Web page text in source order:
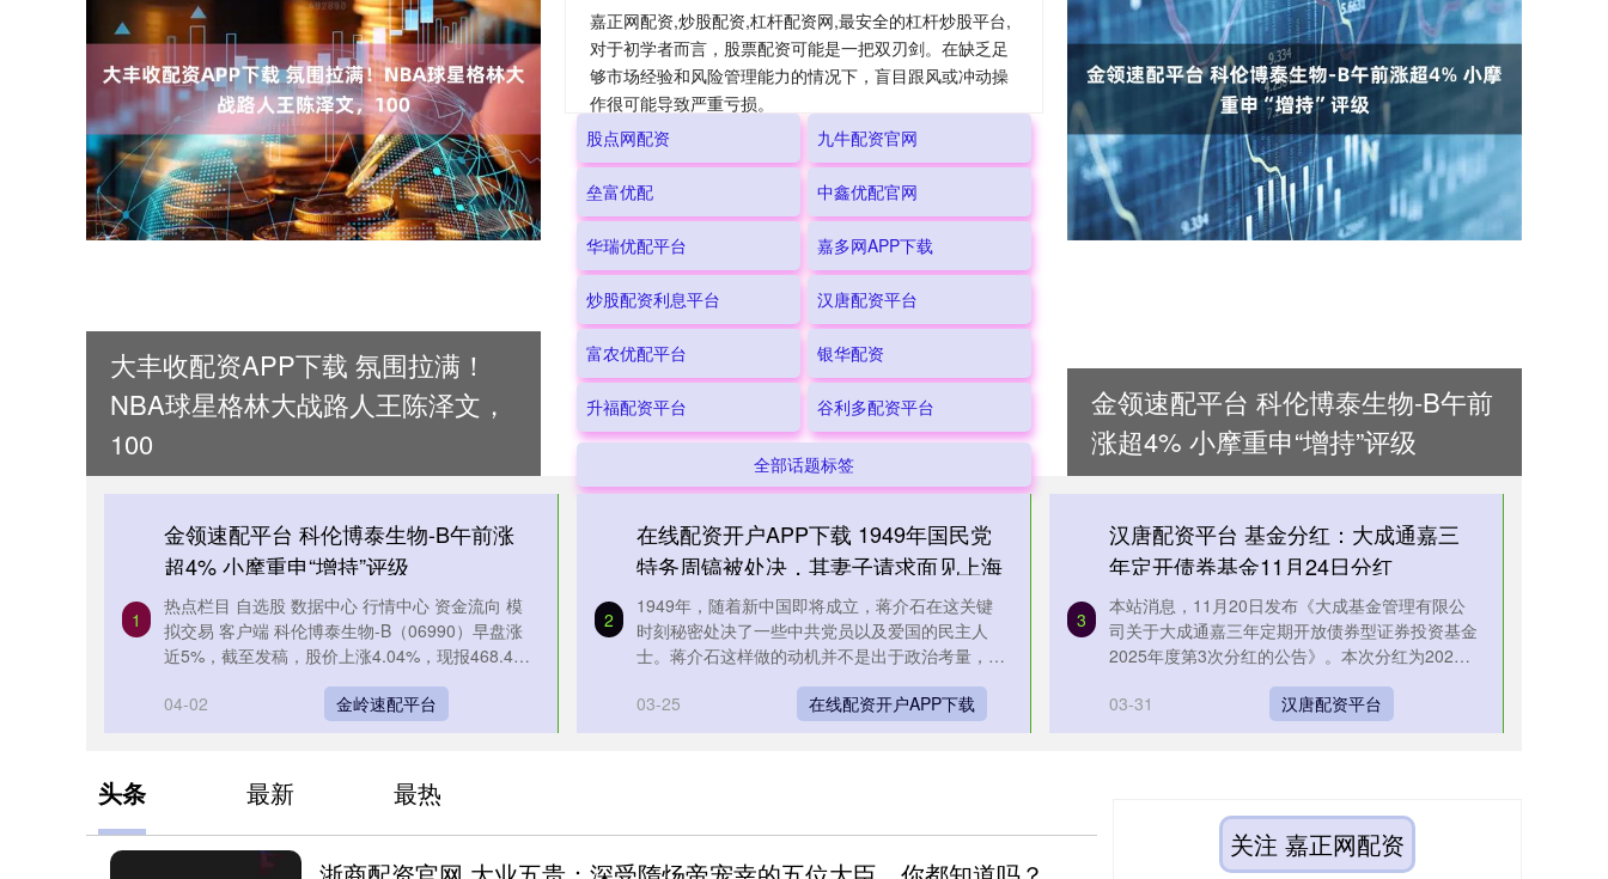
大丰收配资APP下载 氛围拉满！
NBA球星格林大战路人王陈泽文，
100
嘉正网配资,炒股配资,杠杆配资网,最安全的杠杆炒股平台,
对于初学者而言，股票配资可能是一把双刃剑。在缺乏足
够市场经验和风险管理能力的情况下，盲目跟风或冲动操
作很可能导致严重亏损。
股点网配资
九牛配资官网
垒富优配 中鑫优配官网
华瑞优配平台 嘉多网APP下载
炒股配资利息平台 汉唐配资平台
富农优配平台 银华配资
升福配资平台 谷利多配资平台
全部话题标签
金领速配平台 科伦博泰生物-B午前
涨超4% 小摩重申“增持”评级
1
金领速配平台 科伦博泰生物-B午前涨
超4% 小摩重申“增持”评级
热点栏目 自选股 数据中心 行情中心 资金流向 模
拟交易 客户端 科伦博泰生物-B（06990）早盘涨
近5%，截至发稿，股价上涨4.04%，现报468.40
04-02
金岭速配平台
2
在线配资开户APP下载 1949年国民党
特务周镐被处决，其妻子请求面见上海
市长：他是烈士
1949年，随着新中国即将成立，蒋介石在这关键
时刻秘密处决了一些中共党员以及爱国的民主人
士。蒋介石这样做的动机并不是出于政治考量，而
仅仅是为了泄愤。在这些被杀害....
03-25
在线配资开户APP下载
3
汉唐配资平台 基金分红：大成通嘉三
年定开债券基金11月24日分红
本站消息，11月20日发布《大成基金管理有限公
司关于大成通嘉三年定期开放债券型证券投资基金
2025年度第3次分红的公告》。本次分红为2025
年度的第3次分红。公....
03-31
汉唐配资平台
头条 最新 最热
关注 嘉正网配资